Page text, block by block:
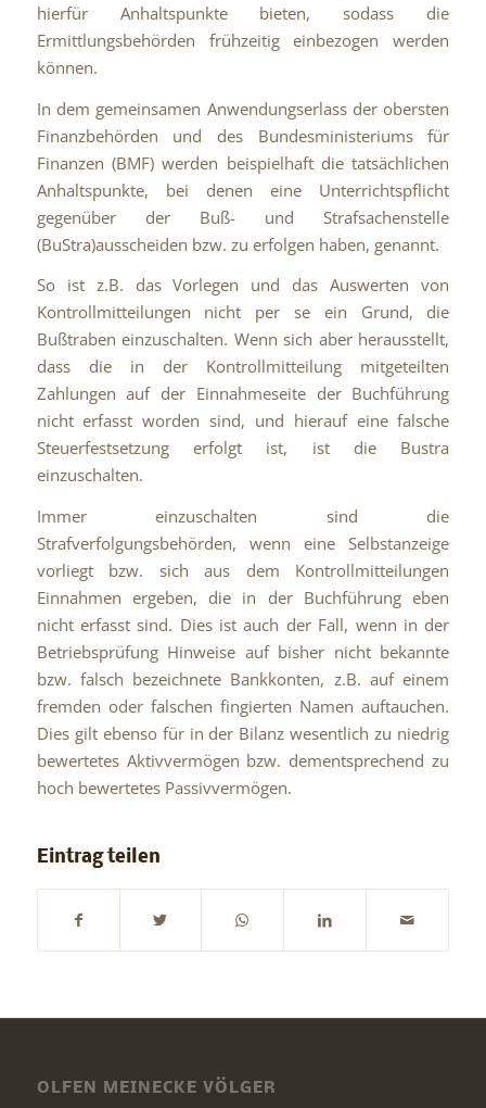
hierfür Anhaltspunkte bieten, sodass die
Ermittlungsbehörden frühzeitig einbezogen werden
können.
In dem gemeinsamen Anwendungserlass der obersten
Finanzbehörden und des Bundesministeriums für
Finanzen (BMF) werden beispielhaft die tatsächlichen
Anhaltspunkte, bei denen eine Unterrichtspflicht
gegenüber der Buß- und Strafsachenstelle
(BuStra)ausscheiden bzw. zu erfolgen haben, genannt.
So ist z.B. das Vorlegen und das Auswerten von
Kontrollmitteilungen nicht per se ein Grund, die
Bußtraben einzuschalten. Wenn sich aber herausstellt,
dass die in der Kontrollmitteilung mitgeteilten
Zahlungen auf der Einnahmeseite der Buchführung
nicht erfasst worden sind, und hierauf eine falsche
Steuerfestsetzung erfolgt ist, ist die Bustra
einzuschalten.
Immer einzuschalten sind die
Strafverfolgungsbehörden, wenn eine Selbstanzeige
vorliegt bzw. sich aus dem Kontrollmitteilungen
Einnahmen ergeben, die in der Buchführung eben
nicht erfasst sind. Dies ist auch der Fall, wenn in der
Betriebsprüfung Hinweise auf bisher nicht bekannte
bzw. falsch bezeichnete Bankkonten, z.B. auf einem
fremden oder falschen fingierten Namen auftauchen.
Dies gilt ebenso für in der Bilanz wesentlich zu niedrig
bewertetes Aktivvermögen bzw. dementsprechend zu
hoch bewertetes Passivvermögen.
Eintrag teilen
OLFEN MEINECKE VÖLGER